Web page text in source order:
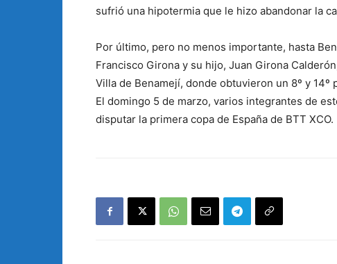
sufrió una hipotermia que le hizo abandonar la
Por último, pero no menos importante, hasta
Francisco Girona y su hijo, Juan Girona
Villa de Benamejí, donde obtuvieron un 8º y 14º
El domingo 5 de marzo, varios integrantes de
disputar la primera copa de España de BTT XCO.